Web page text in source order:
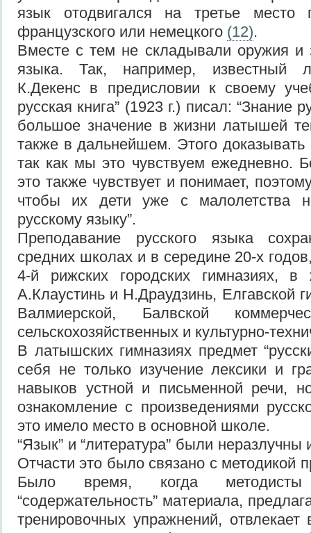
язык отодвигался на третье место
французского или немецкого (12).
Вместе с тем не складывали оружия и
языка. Так, например, известный
К.Декенс в предисловии к своему
русская книга” (1923 г.) писал: “Знание
большое значение в жизни латышей
также в дальнейшем. Этого
так как мы это чувствуем ежедневно.
это также чувствует и понимает,
чтобы их дети уже с малолетства
русскому языку”.
Преподавание русского языка
средних школах и в середине 20-х
4-й рижских городских гимназиях, в
А.Клаустинь и Н.Драудзинь, Елгавской
Валмиерской, Балвской
сельскохозяйственных и культурно-
В латышских гимназиях предмет
себя не только изучение лексики и
навыков устной и письменной речи,
ознакомление с произведениями
это имело место в основной школе.
“Язык” и “литература” были
Отчасти это было связано с методикой
Было время, когда
“содержательность” материала,
тренировочных упражнений,